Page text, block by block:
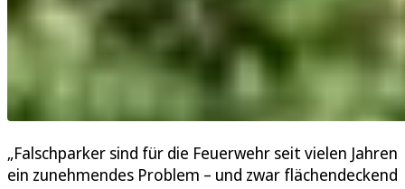
„Falschparker sind für die Feuerwehr seit vielen Jahren
ein zunehmendes Problem – und zwar flächendeckend